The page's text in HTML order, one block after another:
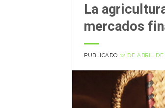
La
mercados
PUBLICADO 12 DE ABRIL DE